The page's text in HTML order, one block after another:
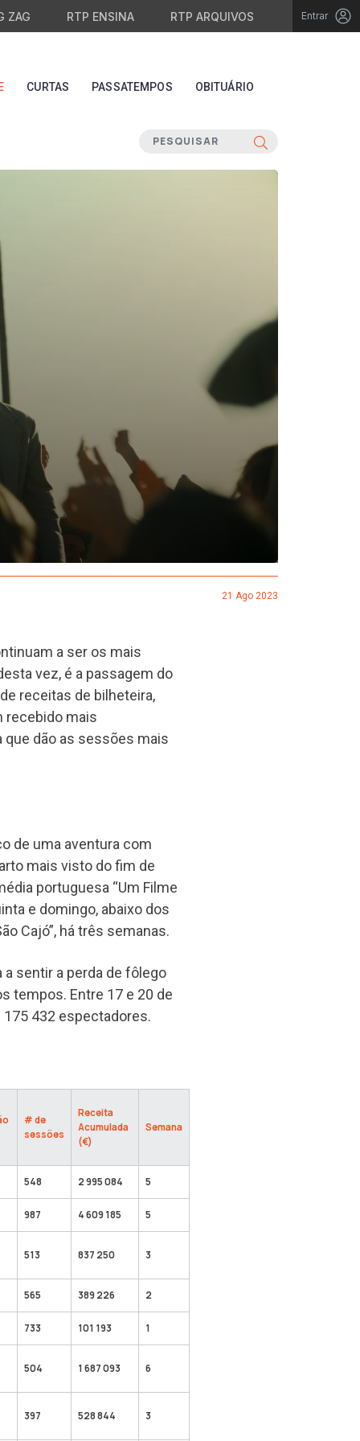
ZAG RTP ENSINA RTP ARQUIVOS Entrar
CURTAS PASSATEMPOS OBITUÁRIO
21 Ago 2023
a ser os mais
vez, é a passagem do
receitas de bilheteira,
recebido mais
que dão as sessões mais
de uma aventura com
mais visto do fim de
portuguesa “Um Filme
e domingo, abaixo dos
Cajó”, há três semanas.
sentir a perda de fôlego
tempos. Entre 17 e 20 de
432 espectadores.
# de
sessões
Receita
Acumulada
(€)
Semana
548 2 995 084 5
987 4 609 185 5
513 837 250 3
565 389 226 2
733 101 193 1
504 1 687 093 6
397 528 844 3